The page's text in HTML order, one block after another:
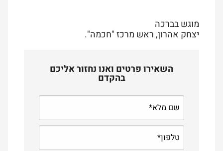
מוגש בברכה
יצחק אהרון, ראש מרכז "חכמה".
השאירו פרטים ואנו נחזור אליכם
בהקדם